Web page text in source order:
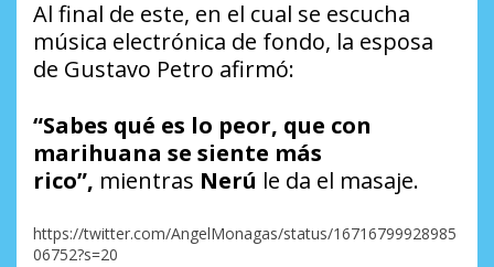
Al final de este, en el cual se escucha
música electrónica de fondo, la esposa
de Gustavo Petro afirmó:
“Sabes qué es lo peor, que con
marihuana se siente más
rico”, mientras Nerú le da el masaje.
https://twitter.com/AngelMonagas/status/16716799928985
06752?s=20